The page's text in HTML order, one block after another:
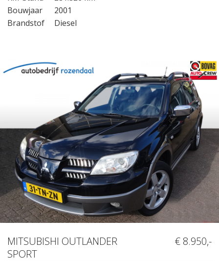
Bouwjaar
2001
Brandstof
Diesel
MITSUBISHI OUTLANDER
SPORT
€ 8.950,-